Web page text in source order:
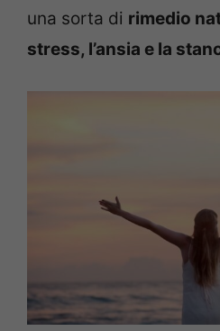
una sorta di rimedio
stress, l’ansia e la